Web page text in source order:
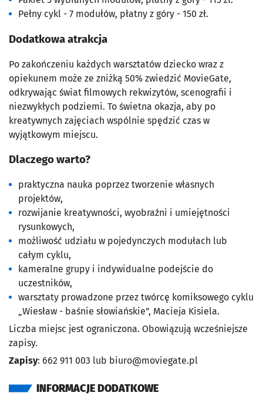
Pełny cykl - 7 modułów, płatny z góry - 150 zł.
Dodatkowa atrakcja
Po zakończeniu każdych warsztatów dziecko wraz z
opiekunem może ze zniżką 50% zwiedzić MovieGate,
odkrywając świat filmowych rekwizytów, scenografii i
niezwykłych podziemi. To świetna okazja, aby po
kreatywnych zajęciach wspólnie spędzić czas w
wyjątkowym miejscu.
Dlaczego warto?
praktyczna nauka poprzez tworzenie własnych
projektów,
rozwijanie kreatywności, wyobraźni i umiejętności
rysunkowych,
możliwość udziału w pojedynczych modułach lub
całym cyklu,
kameralne grupy i indywidualne podejście do
uczestników,
warsztaty prowadzone przez twórcę komiksowego cyklu
„Wiesław - baśnie słowiańskie”, Macieja Kisiela.
Liczba miejsc jest ograniczona. Obowiązują wcześniejsze
zapisy.
Zapisy: 662 911 003 lub biuro@moviegate.pl
INFORMACJE DODATKOWE